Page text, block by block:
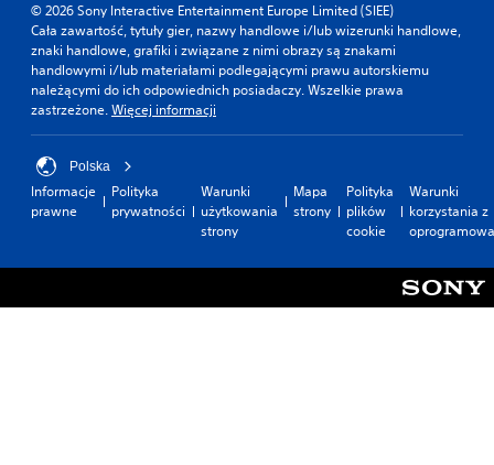
© 2026 Sony Interactive Entertainment Europe Limited (SIEE)
Cała zawartość, tytuły gier, nazwy handlowe i/lub wizerunki handlowe,
znaki handlowe, grafiki i związane z nimi obrazy są znakami
handlowymi i/lub materiałami podlegającymi prawu autorskiemu
należącymi do ich odpowiednich posiadaczy. Wszelkie prawa
zastrzeżone.Więcej informacji
Polska
Informacje
prawne
Polityka
prywatności
Warunki
użytkowania
strony
Mapa
strony
Polityka
plików
cookie
Warunki
korzystania z